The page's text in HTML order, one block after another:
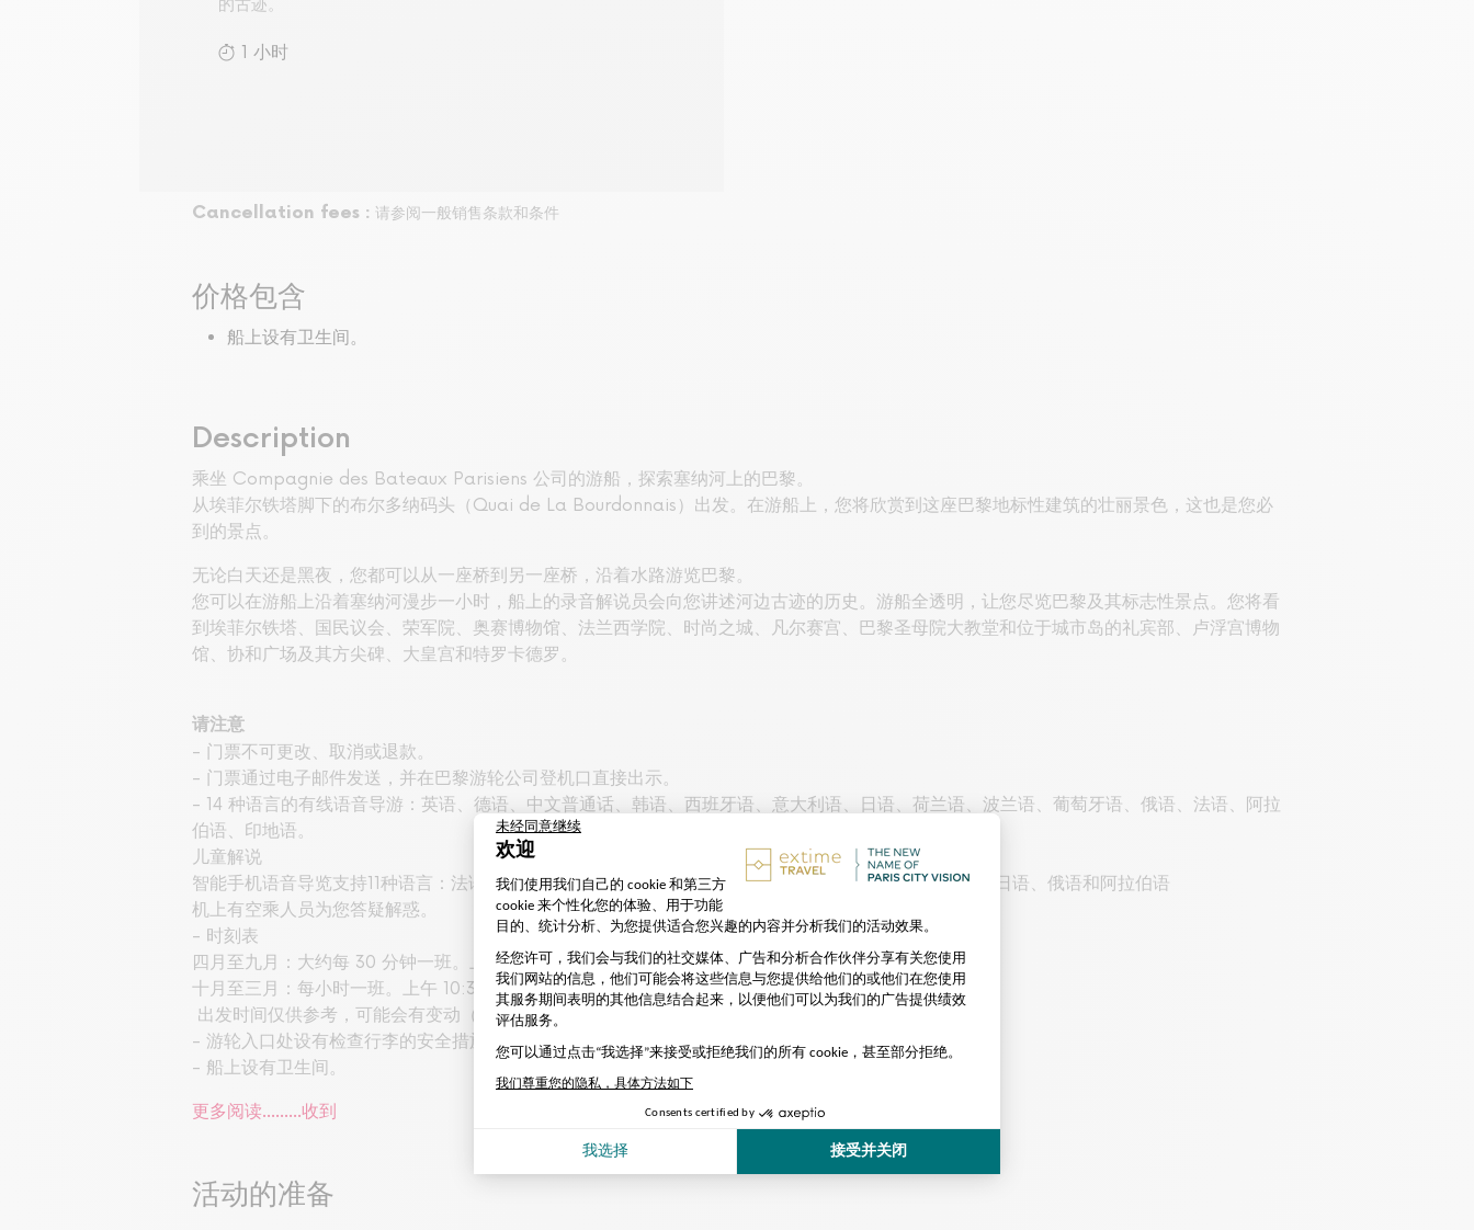
的古迹。
1 小时
Cancellation fees : 请参阅一般销售条款和条件
价格包含
船上设有卫生间。
Description
乘坐 Compagnie des Bateaux Parisiens 公司的游船，探索塞纳河上的巴黎。
从埃菲尔铁塔脚下的布尔多纳码头（Quai de La Bourdonnais）出发。在游船上，您将欣赏到这座巴黎地标性建筑的壮丽景色，这也是您必
到的景点。
无论白天还是黑夜，您都可以从一座桥到另一座桥，沿着水路游览巴黎。
您可以在游船上沿着塞纳河漫步一小时，船上的录音解说员会向您讲述河边古迹的历史。游船全透明，让您尽览巴黎及其标志性景点。您将看
到埃菲尔铁塔、国民议会、荣军院、奥赛博物馆、法兰西学院、时尚之城、凡尔赛宫、巴黎圣母院大教堂和位于城市岛的礼宾部、卢浮宫博物
馆、协和广场及其方尖碑、大皇宫和特罗卡德罗。
请注意
- 门票不可更改、取消或退款。
- 门票通过电子邮件发送，并在巴黎游轮公司登机口直接出示。
- 14 种语言的有线语音导游：英语、德语、中文普通话、韩语、西班牙语、意大利语、日语、荷兰语、波兰语、葡萄牙语、俄语、法语、阿拉
伯语、印地语。
儿童解说
智能手机语音导览支持11种语言：法语、英语、西班牙语、葡萄牙语、意大利语、德语、中文、印地语、日语、俄语和阿拉伯语
机上有空乘人员为您答疑解惑。
- 时刻表
四月至九月：大约每 30 分钟一班。上午 10 点至晚上 10 点
十月至三月：每小时一班。上午 10:30 至晚上 10:00。
出发时间仅供参考，可能会有变动（详情请查询巴黎游轮网站）。
- 游轮入口处设有检查行李的安全措施。除手提包、小背包和电脑包外，其他行李将被拒收。
- 船上设有卫生间。
更多阅读...……收到
活动的准备